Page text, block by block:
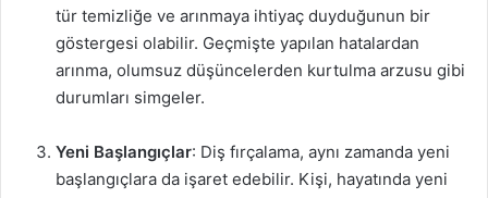
tür temizliğe ve arınmaya ihtiyaç duyduğunun bir
göstergesi olabilir. Geçmişte yapılan hatalardan
arınma, olumsuz düşüncelerden kurtulma arzusu gibi
durumları simgeler.
Yeni Başlangıçlar: Diş fırçalama, aynı zamanda yeni
başlangıçlara da işaret edebilir. Kişi, hayatında yeni